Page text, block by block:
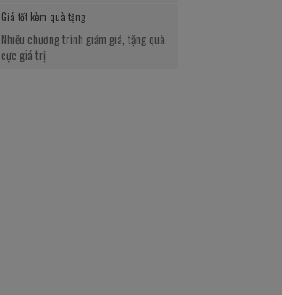
Giá tốt kèm quà tặng
Nhiều chương trình giảm giá, tặng quà
cực giá trị